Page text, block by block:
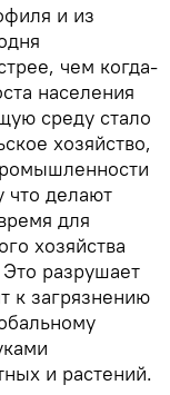
и из
чем когда-
населения
среду стало
хозяйство,
что делают
для
хозяйства
разрушает
к загрязнению
и растений.